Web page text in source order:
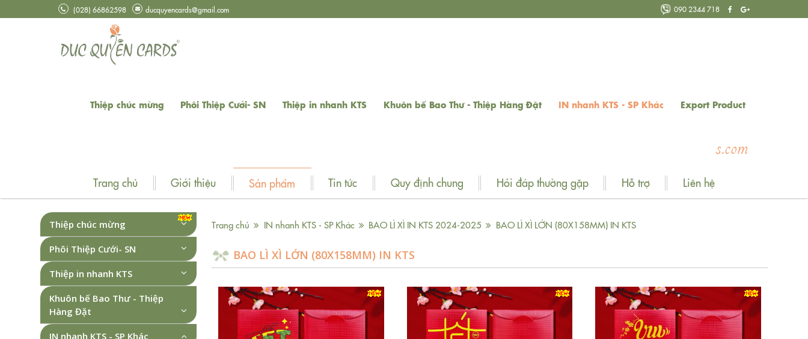
(028) 66862598 ducquyencards@gmail.com 090 2344 718
Thiệp chúc mừng Phôi Thiệp Cưới- SN Thiệp in nhanh KTS Khuôn bế Bao Thư - Thiệp Hàng Đặt IN nhanh KTS - SP Khác Export Product
Trang chủ Giới thiệu Sản phẩm Tin tức Quy định chung Hỏi đáp thường gặp Hỗ trợ Liên hệ
Trang chủ IN nhanh KTS - SP Khác BAO LÌ XÌ IN KTS 2024-2025 BAO LÌ XÌ LỚN (80X158MM) IN KTS
BAO LÌ XÌ LỚN (80X158MM) IN KTS
Thiệp chúc mừng
Phôi Thiệp Cưới- SN
Thiệp in nhanh KTS
Khuôn bế Bao Thư - Thiệp
Hàng Đặt
IN nhanh KTS - SP Khác